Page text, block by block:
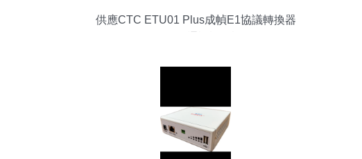
供應CTC ETU01 Plus成幀E1協議轉換器